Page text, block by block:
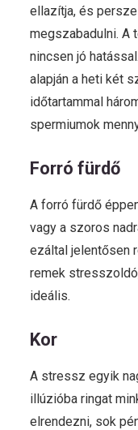
ellazítja, és
megszabadulni. A
nincsen jó
alapján a heti két
időtartammal
spermiumok
Forró fürdő
A forró fürdő
vagy a szoros
ezáltal jelentősen
remek
ideális.
Kor
A stressz egyik
illúzióba ringat
elrendezni, sok